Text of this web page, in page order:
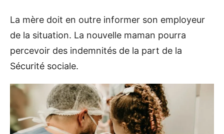
La mère doit en outre informer son employeur
de la situation. La nouvelle maman pourra
percevoir des indemnités de la part de la
Sécurité sociale.